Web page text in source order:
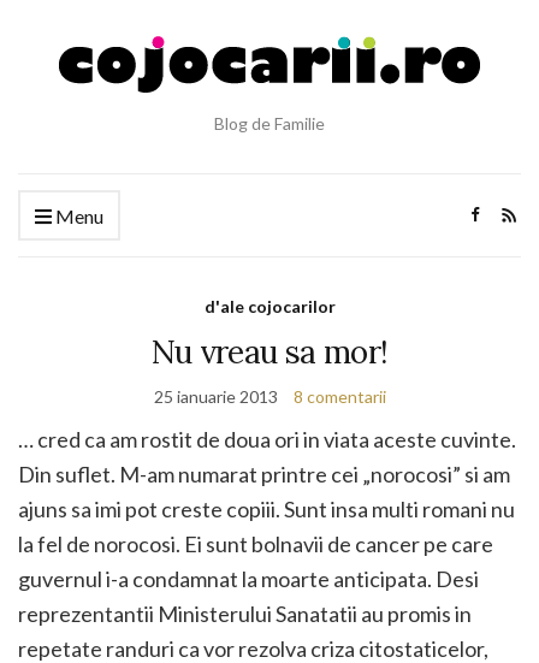
Blog de Familie
Menu
d'ale cojocarilor
Nu vreau sa mor!
25 ianuarie 2013 8 comentarii
… cred ca am rostit de doua ori in viata aceste cuvinte.
Din suflet. M-am numarat printre cei „norocosi” si am
ajuns sa imi pot creste copiii. Sunt insa multi romani nu
la fel de norocosi. Ei sunt bolnavii de cancer pe care
guvernul i-a condamnat la moarte anticipata. Desi
reprezentantii Ministerului Sanatatii au promis in
repetate randuri ca vor rezolva criza citostaticelor,